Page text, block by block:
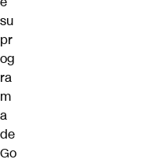
su
pr
og
ra
m
a
de
Go